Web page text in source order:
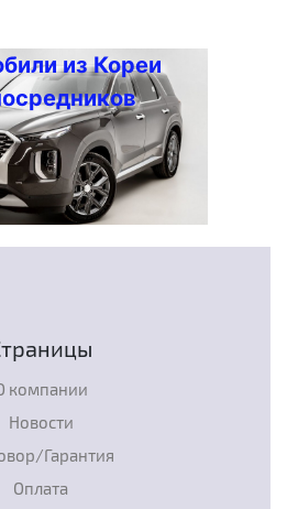
из Кореи
компании
Новости
Гарантия
Оплата